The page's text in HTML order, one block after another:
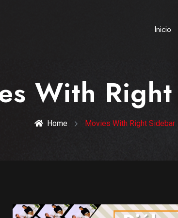
Inicio
With
Home Movies With Right Sidebar